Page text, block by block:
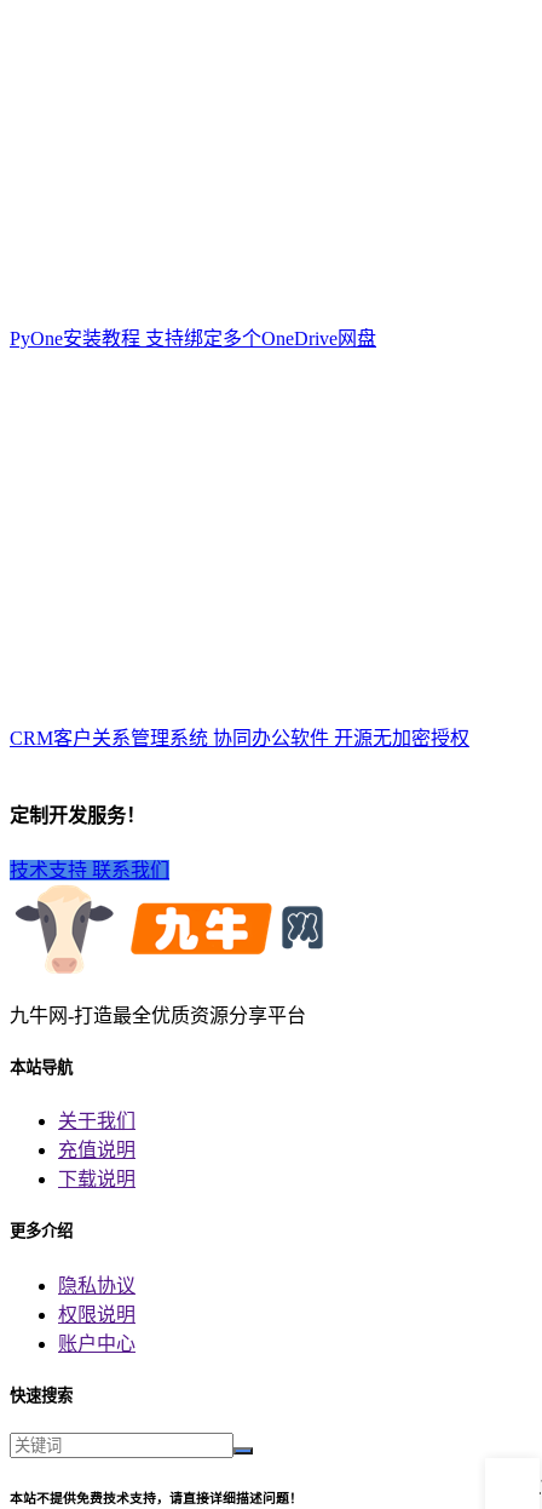
PyOne安装教程 支持绑定多个OneDrive网盘
CRM客户关系管理系统 协同办公软件 开源无加密授权
定制开发服务！
技术支持 联系我们
九牛网-打造最全优质资源分享平台
本站导航
关于我们
充值说明
下载说明
更多介绍
隐私协议
权限说明
账户中心
快速搜索
本站不提供免费技术支持，请直接详细描述问题！